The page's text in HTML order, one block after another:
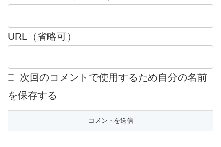
URL（省略可）
次回のコメントで使用するため自分の名前
を保存する